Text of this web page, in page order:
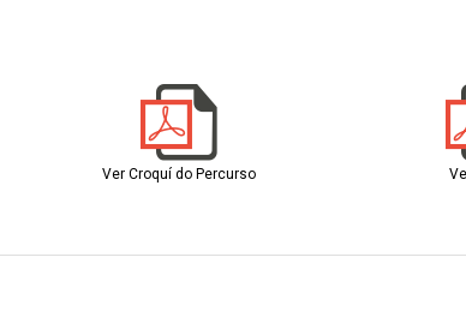
Ver Croquí do Percurso